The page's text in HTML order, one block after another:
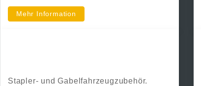
Mehr Information
Stapler- und Gabelfahrzeugzubehör.